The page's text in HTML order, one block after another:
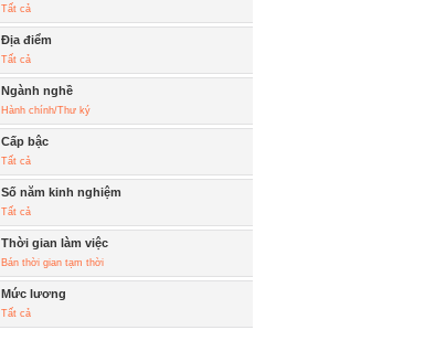
Tất cả
Địa điểm
Tất cả
Ngành nghề
Hành chính/Thư ký
Cấp bậc
Tất cả
Số năm kinh nghiệm
Tất cả
Thời gian làm việc
Bán thời gian tạm thời
Mức lương
Tất cả